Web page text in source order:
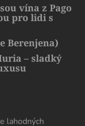
vína z Pago
pro lidi s
Berenjena)
– sladký
lahodných